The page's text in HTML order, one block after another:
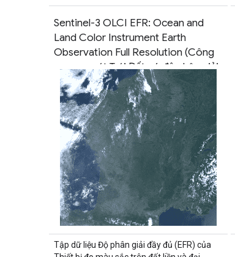
Sentinel-3 OLCI EFR: Ocean and
Land Color Instrument Earth
Observation Full Resolution (Công
cụ quan sát Trái Đất có độ phân giải
cao về màu sắc của đại dương và
đất liền)
Tập dữ liệu Độ phân giải đầy đủ (EFR) của